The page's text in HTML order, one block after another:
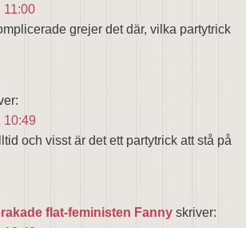
11:00
grejer det där, vilka partytrick
10:49
och visst är det ett partytrick att stå på
flat-feministen Fanny skriver: